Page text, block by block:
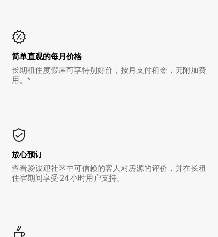
简单直观的每月价格
长期租住度假屋可享特别好价，按月支付租金，无附加费
用。*
放心预订
查看爱彼迎社区中可信赖的客人对房源的评价，并在长租
住宿期间享受 24 小时用户支持。